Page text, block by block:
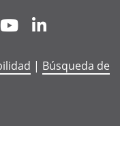
Bluesky Youtube
| Búsqueda de